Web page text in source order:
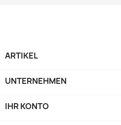
ARTIKEL
UNTERNEHMEN
IHR KONTO